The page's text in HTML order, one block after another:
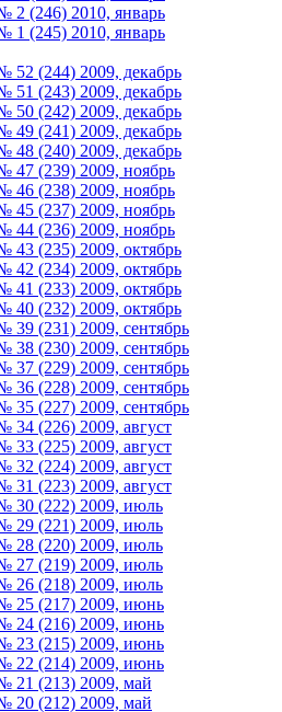
2 (246) 2010, январь
1 (245) 2010, январь
52 (244) 2009, декабрь
51 (243) 2009, декабрь
50 (242) 2009, декабрь
49 (241) 2009, декабрь
48 (240) 2009, декабрь
47 (239) 2009, ноябрь
46 (238) 2009, ноябрь
45 (237) 2009, ноябрь
44 (236) 2009, ноябрь
43 (235) 2009, октябрь
42 (234) 2009, октябрь
41 (233) 2009, октябрь
40 (232) 2009, октябрь
39 (231) 2009, сентябрь
38 (230) 2009, сентябрь
37 (229) 2009, сентябрь
36 (228) 2009, сентябрь
35 (227) 2009, сентябрь
34 (226) 2009, август
33 (225) 2009, август
32 (224) 2009, август
31 (223) 2009, август
30 (222) 2009, июль
29 (221) 2009, июль
28 (220) 2009, июль
27 (219) 2009, июль
26 (218) 2009, июль
25 (217) 2009, июнь
24 (216) 2009, июнь
23 (215) 2009, июнь
22 (214) 2009, июнь
21 (213) 2009, май
20 (212) 2009, май